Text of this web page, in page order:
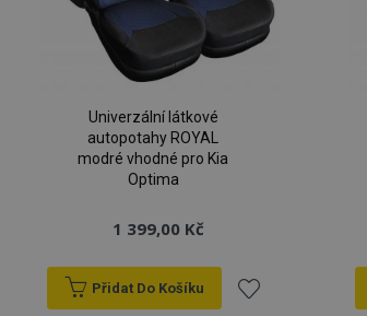
Univerzální látkové
autopotahy ROYAL
modré vhodné pro Kia
Optima
1 399,00 Kč
Přidat Do Košíku